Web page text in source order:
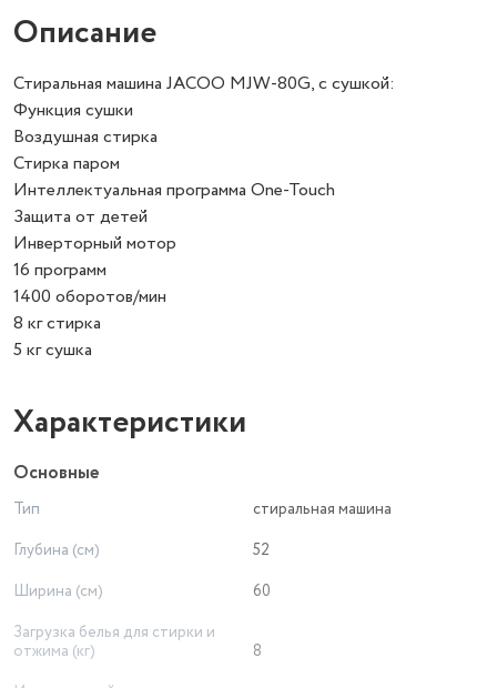
Описание
Стиральная машина JACOO MJW-80G, с сушкой:
Функция сушки
Воздушная стирка
Стирка паром
Интеллектуальная программа One-Touch
Защита от детей
Инверторный мотор
16 программ
1400 оборотов/мин
8 кг стирка
5 кг сушка
Характеристики
Основные
Тип
стиральная машина
Глубина (см)
52
Ширина (см)
60
Загрузка белья для стирки и
отжима (кг)
8